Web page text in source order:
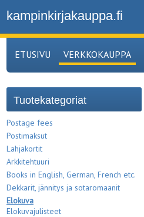
kampinkirjakauppa.fi
ETUSIVU VERKKOKAUPPA
Tuotekategoriat
Postage fees
Postimaksut
Lahjakortit
Arkkitehtuuri
Books in English, German, French etc.
Dekkarit, jännitys ja sotaromaanit
Elokuva
Elokuvajulisteet